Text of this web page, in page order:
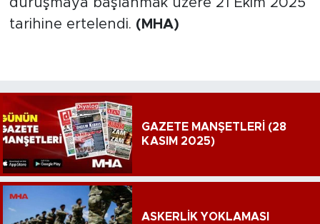
duruşmaya başlanmak üzere 21 Ekim 2025
tarihine ertelendi. (MHA)
GAZETE MANŞETLERİ (28
KASIM 2025)
ASKERLİK YOKLAMASI